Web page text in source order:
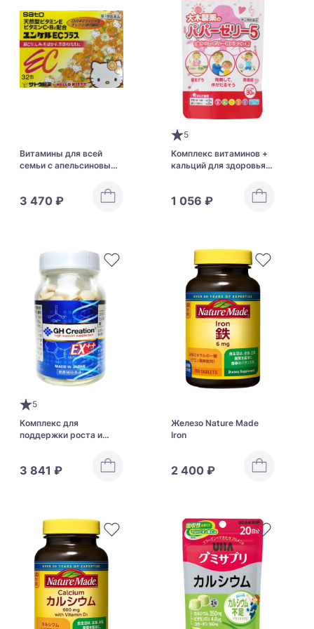
Витамины для всей
семьи с апельсиновым
3 470 ₽
5
Комплекс витаминов +
кальций для здоровья
1 056 ₽
5
Комплекс для
поддержки роста и
3 841 ₽
Железо Nature Made
Iron
2 400 ₽